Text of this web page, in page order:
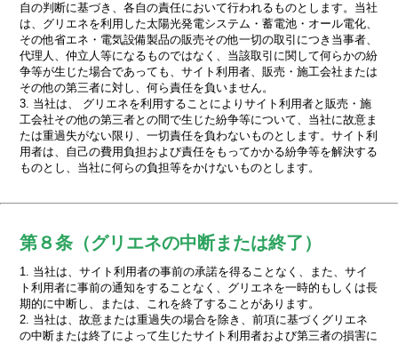
自の判断に基づき、各自の責任において行われるものとします。当社
は、グリエネを利用した太陽光発電システム・蓄電池・オール電化、
その他省エネ・電気設備製品の販売その他一切の取引につき当事者、
代理人、仲立人等になるものではなく、当該取引に関して何らかの紛
争等が生じた場合であっても、サイト利用者、販売・施工会社または
その他の第三者に対し、何ら責任を負いません。
3. 当社は、 グリエネを利用することによりサイト利用者と販売・施
工会社その他の第三者との間で生じた紛争等について、当社に故意ま
たは重過失がない限り、一切責任を負わないものとします。サイト利
用者は、自己の費用負担および責任をもってかかる紛争等を解決する
ものとし、当社に何らの負担等をかけないものとします。
第８条（グリエネの中断または終了）
1. 当社は、サイト利用者の事前の承諾を得ることなく、また、サイ
ト利用者に事前の通知をすることなく、グリエネを一時的もしくは長
期的に中断し、または、これを終了することがあります。
2. 当社は、故意または重過失の場合を除き、前項に基づくグリエネ
の中断または終了によって生じたサイト利用者および第三者の損害に